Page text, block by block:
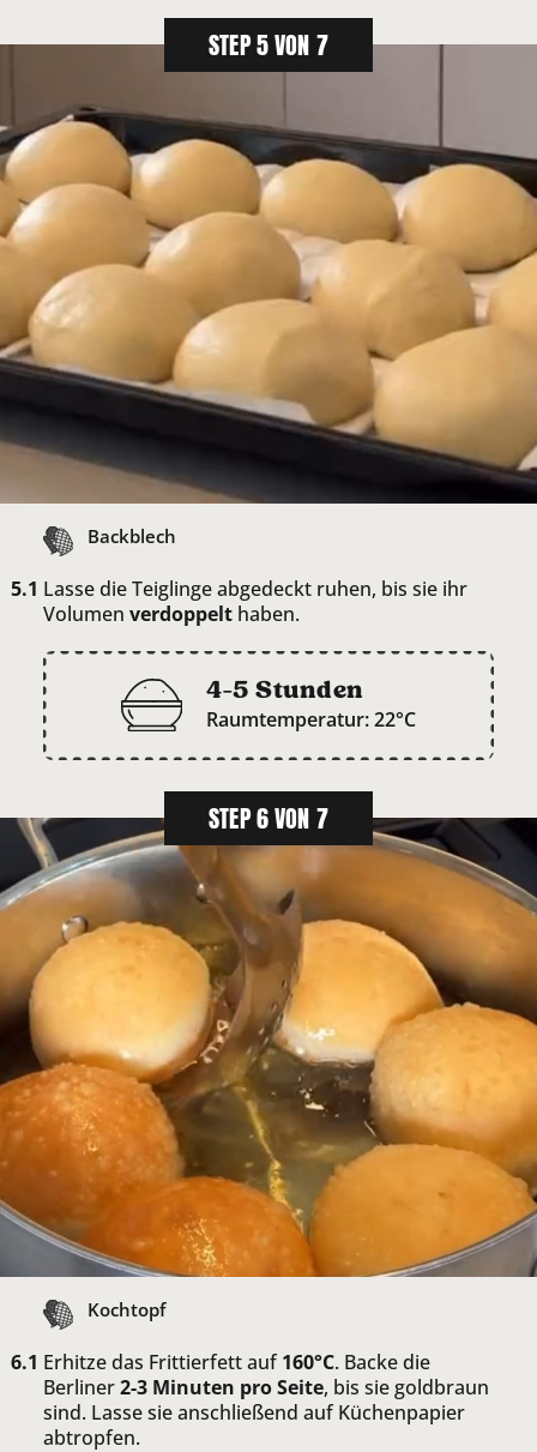
STEP 5 VON 7
Backblech
Lasse die Teiglinge abgedeckt ruhen, bis sie ihr
Volumen verdoppelt haben.
4-5 Stunden
Raumtemperatur: 22°C
STEP 6 VON 7
Kochtopf
Erhitze das Frittierfett auf160°C. Backe die
Berliner2-3 Minuten pro Seite, bis sie goldbraun
sind. Lasse sie anschließend auf Küchenpapier
abtropfen.